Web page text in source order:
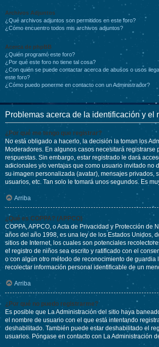
Archivos Adjuntos
¿Qué archivos adjuntos son permitidos en este foro?
¿Cómo encuentro todos mis archivos adjuntos?
Acerca de phpBB
¿Quién programó este foro?
¿Por qué este foro no tiene tal cosa?
¿Con quién se puede contactar acerca de abusos o usos
este foro?
¿Cómo puedo ponerme en contacto con un Administrador?
Problemas acerca de la identificación y el
¿Por qué me tengo que registrar?
No está obligado a hacerlo, la decisión la toman los
Moderadores. En algunos casos necesitará registrarse
respuestas. Sin embargo, estar registrado le dará
adicionales y/o ventajas que como usuario invitado no
su imagen personalizada (avatar), mensajes privados,
usuarios, etc. Tan solo le tomará unos segundos. Es
Arriba
¿Qué es COPPA? (APPCO)
COPPA, APPCO, o Acta de Privacidad y Protección de
años del año 1998, es una ley de los Estados Unidos,
sitios de Internet, los cuales son potenciales
el registro de niños sea escrito y ratificado con el
o con algún otro método de reconocimiento de guardia
recolectar información personal identificable de un
Arriba
¿Por qué no puedo registrarme?
Es posible que La Administración del sitio haya
el nombre de usuario con el que está intentando
deshabilitado. También puede estar deshabilitado el
usuarios. Póngase en contacto con La Administración